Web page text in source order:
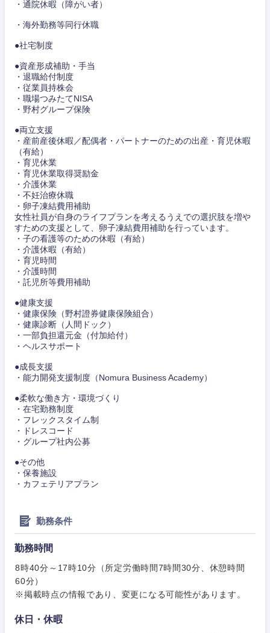
・通院休暇（障がい者）
・海外勤務等同行休職
●社宅制度
●資産形成補助・手当
・退職給付制度
・従業員持株会
・職場つみたてNISA
・野村グループ保険
●両立支援
・産前産後休暇／配偶者・パートナーのための出産・育児休暇
（有給）
・育児休業
・育児休業取得奨励金
・介護休業
・不妊治療休職
・卵子凍結費用補助
女性社員が自身のライフプランを考えるうえでの選択肢を増や
すための支援として、卵子凍結費用補助を行っています。
・子の看護等のための休暇（有給）
・介護休暇（有給）
・育児時間
・介護時間
・託児所等費用補助
●健康支援
・健康保険（野村證券健康保険組合）
・健康診断（人間ドック）
・一部負担還元金（付加給付）
・ヘルスサポート
●成長支援
・能力開発支援制度（Nomura Business Academy）
●柔軟な働き方・環境づくり
・在宅勤務制度
・フレックスタイム制
・ドレスコード
・グループ社内公募
●その他
・保養施設
・カフェテリアプラン
勤務条件
勤務時間
8時40分～17時10分（所定労働時間7時間30分、休憩時間
60分）
※掲載時点の情報であり、変更になる可能性があります。
休日・休暇
山梨県
東海地方
岐阜県
愛知県